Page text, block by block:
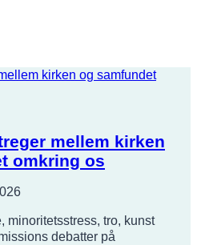
mellem kirken
omkring os
minoritetsstress, tro, kunst
debatter på